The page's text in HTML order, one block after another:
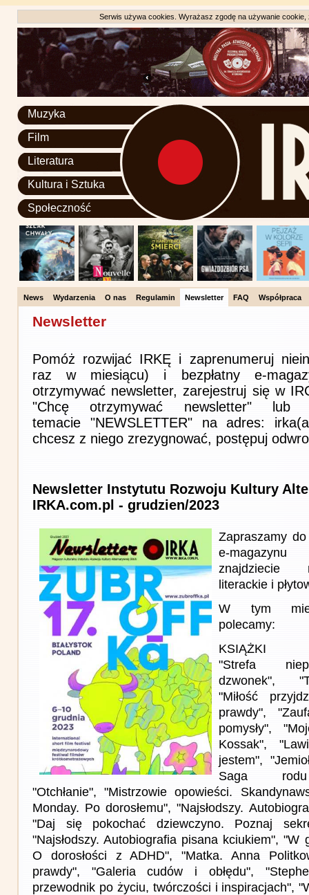
Serwis używa cookies. Wyrażasz zgodę na używanie
Muzyka
Film
Literatura
Kultura i Sztuka
Społeczność
News Wydarzenia O nas Regulamin Newsletter FAQ Współpraca
Newsletter
Pomóż rozwijać IRKĘ i zaprenumeruj
raz w miesiącu) i bezpłatny e-
otrzymywać newsletter, zarejestruj się w
"Chcę otrzymywać newsletter"
temacie "NEWSLETTER" na adres:
chcesz z niego zrezygnować, postępuj
Newsletter Instytutu Rozwoju Kultury
IRKA.com.pl - grudzien/2023
Zapraszamy
e-
znajdziecie
literackie i
W tym
polecamy:
KSIĄŻKI
"Strefa
dzwonek",
"Miłość
prawdy",
pomysły",
Kossak",
jestem",
Saga rodu
"Otchłanie", "Mistrzowie opowieści.
Monday. Po dorosłemu", "Najsłodszy.
"Daj się pokochać dziewczyno. Poznaj
"Najsłodszy. Autobiografia pisana kciukiem", "W
O dorosłości z ADHD", "Matka. Anna
prawdy", "Galeria cudów i obłędu",
przewodnik po życiu, twórczości i inspiracjach",